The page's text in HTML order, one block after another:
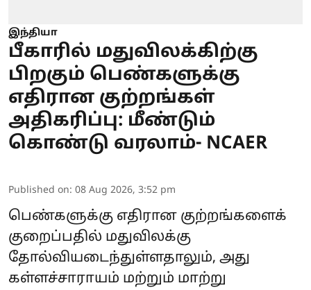
இந்தியா
பீகாரில் மதுவிலக்கிற்கு
பிறகும் பெண்களுக்கு
எதிரான குற்றங்கள்
அதிகரிப்பு: மீண்டும்
கொண்டு வரலாம்- NCAER
Published on: 08 Aug 2026, 3:52 pm
பெண்களுக்கு எதிரான குற்றங்களைக்
குறைப்பதில் மதுவிலக்கு
தோல்வியடைந்துள்ளதாலும், அது
கள்ளச்சாராயம் மற்றும் மாற்று